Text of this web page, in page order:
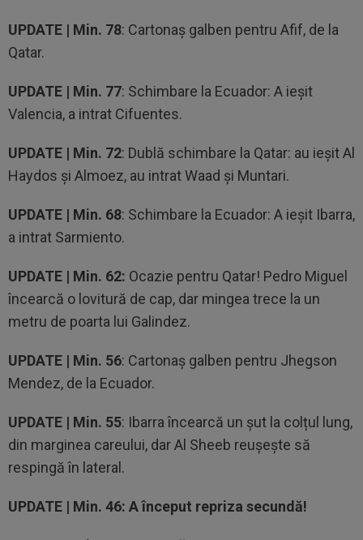
UPDATE | Min. 78: Cartonaș galben pentru Afif, de la
Qatar.
UPDATE | Min. 77: Schimbare la Ecuador: A ieșit
Valencia, a intrat Cifuentes.
UPDATE | Min. 72: Dublă schimbare la Qatar: au ieșit Al
Haydos și Almoez, au intrat Waad și Muntari.
UPDATE | Min. 68: Schimbare la Ecuador: A ieșit Ibarra,
a intrat Sarmiento.
UPDATE | Min. 62: Ocazie pentru Qatar! Pedro Miguel
încearcă o lovitură de cap, dar mingea trece la un
metru de poarta lui Galindez.
UPDATE | Min. 56: Cartonaș galben pentru Jhegson
Mendez, de la Ecuador.
UPDATE | Min. 55: Ibarra încearcă un șut la colțul lung,
din marginea careului, dar Al Sheeb reușește să
respingă în lateral.
UPDATE | Min. 46: A început repriza secundă!